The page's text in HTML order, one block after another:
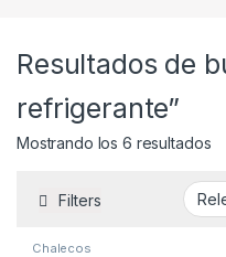
Resultados de
refrigerante”
Mostrando los 6 resultados
Filters
Chalecos